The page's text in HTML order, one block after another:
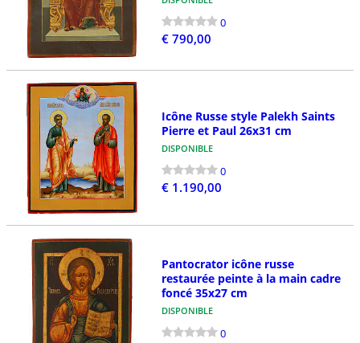
0
€ 790,00
Icône Russe style Palekh Saints
Pierre et Paul 26x31 cm
DISPONIBLE
0
€ 1.190,00
Pantocrator icône russe
restaurée peinte à la main cadre
foncé 35x27 cm
DISPONIBLE
0